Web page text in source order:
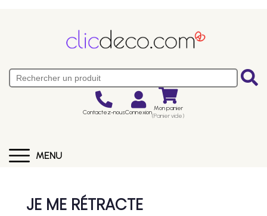
Contactez-nousConnexion Mon panier
(Panier vide)
MENU
JE ME RÉTRACTE